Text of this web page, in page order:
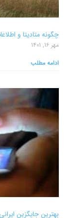
چگونه متادیتا و
مهر 16, 1401
ادامه مطلب
بهترین جایگزین